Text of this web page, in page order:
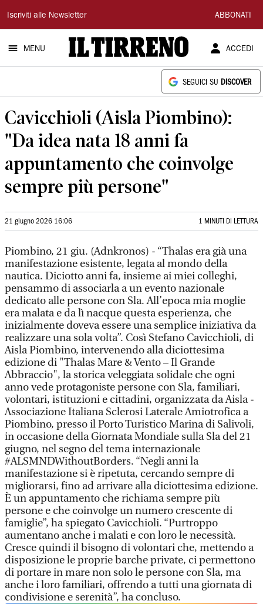
Il
Tirreno
Iscriviti alle Newsletter ABBONATI
MENU ACCEDI
SEGUICI SU DISCOVER
Cavicchioli (Aisla Piombino):
"Da idea nata 18 anni fa
appuntamento che coinvolge
sempre più persone"
21 giugno 2026 16:06 1 MINUTI DI LETTURA
Piombino, 21 giu. (Adnkronos) - “Thalas era già una
manifestazione esistente, legata al mondo della
nautica. Diciotto anni fa, insieme ai miei colleghi,
pensammo di associarla a un evento nazionale
dedicato alle persone con Sla. All’epoca mia moglie
era malata e da lì nacque questa esperienza, che
inizialmente doveva essere una semplice iniziativa da
realizzare una sola volta”. Così Stefano Cavicchioli, di
Aisla Piombino, intervenendo alla diciottesima
edizione di "Thalas Mare & Vento – Il Grande
Abbraccio", la storica veleggiata solidale che ogni
anno vede protagoniste persone con Sla, familiari,
volontari, istituzioni e cittadini, organizzata da Aisla -
Associazione Italiana Sclerosi Laterale Amiotrofica a
Piombino, presso il Porto Turistico Marina di Salivoli,
in occasione della Giornata Mondiale sulla Sla del 21
giugno, nel segno del tema internazionale
#ALSMNDWithoutBorders. “Negli anni la
manifestazione si è ripetuta, cercando sempre di
migliorarsi, fino ad arrivare alla diciottesima edizione.
È un appuntamento che richiama sempre più
persone e che coinvolge un numero crescente di
famiglie”, ha spiegato Cavicchioli. “Purtroppo
aumentano anche i malati e con loro le necessità.
Cresce quindi il bisogno di volontari che, mettendo a
disposizione le proprie barche private, ci permettono
di portare in mare non solo le persone con Sla, ma
anche i loro familiari, offrendo a tutti una giornata di
condivisione e serenità”, ha concluso.